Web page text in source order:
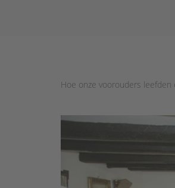
Hoe onze voorouders leefden